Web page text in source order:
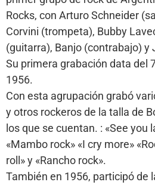
Rocks, con Arturo Schneider
Corvini (trompeta), Bubby
(guitarra), Banjo (contrabajo) y
Su primera grabación data del
1956.
Con esta agrupación grabó
y otros rockeros de la talla de
los que se cuentan. : «See you
«Mambo rock» «I cry more»
roll» y «Rancho rock».
También en 1956, participó de